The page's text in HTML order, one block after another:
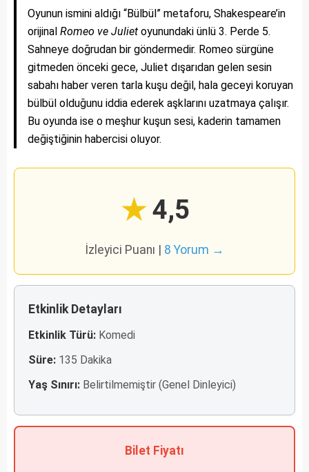
Oyunun ismini aldığı “Bülbül” metaforu, Shakespeare’in
orijinal Romeo ve Juliet oyunundaki ünlü 3. Perde 5.
Sahneye doğrudan bir göndermedir. Romeo sürgüne
gitmeden önceki gece, Juliet dışarıdan gelen sesin
sabahı haber veren tarla kuşu değil, hala geceyi koruyan
bülbül olduğunu iddia ederek aşklarını uzatmaya çalışır.
Bu oyunda ise o meşhur kuşun sesi, kaderin tamamen
değiştiğinin habercisi oluyor.
★4,5
İzleyici Puanı | 8 Yorum →
Etkinlik Detayları
Etkinlik Türü: Komedi
Süre: 135 Dakika
Yaş Sınırı: Belirtilmemiştir (Genel Dinleyici)
Bilet Fiyatı